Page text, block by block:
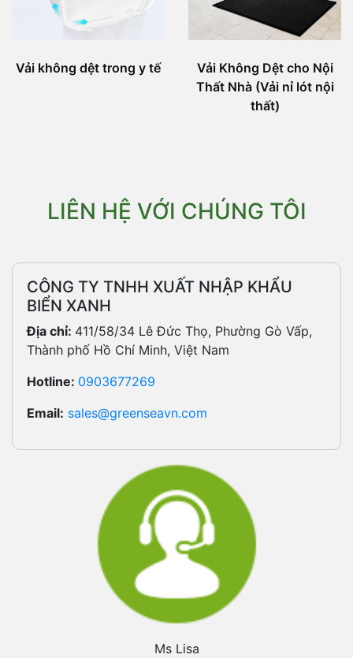
Vải không dệt trong y tế
Vải Không Dệt cho Nội
Thất Nhà (Vải nỉ lót nội
thất)
LIÊN HỆ VỚI CHÚNG TÔI
CÔNG TY TNHH XUẤT NHẬP KHẨU
BIỂN XANH
Địa chỉ: 411/58/34 Lê Đức Thọ, Phường Gò Vấp,
Thành phố Hồ Chí Minh, Việt Nam
Hotline: 0903677269
Email: sales@greenseavn.com
Ms Lisa